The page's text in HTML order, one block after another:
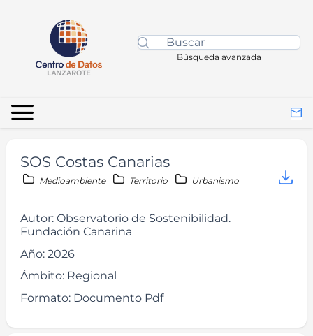
Búsqueda avanzada
SOS Costas Canarias
Medioambiente Territorio Urbanismo
Autor: Observatorio de Sostenibilidad.
Fundación Canarina
Año: 2026
Ámbito: Regional
Formato: Documento Pdf